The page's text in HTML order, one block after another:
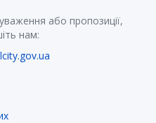
або пропозиції,
нам: